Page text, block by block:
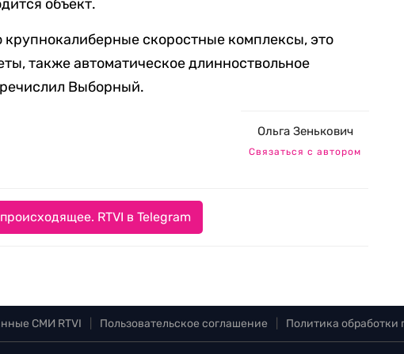
объект.
крупнокалиберные скоростные комплексы, это
также автоматическое длинноствольное
Выборный.
Ольга Зенькович
Связаться с автором
RTVI в Telegram
СМИ RTVI Пользовательское соглашение Политика